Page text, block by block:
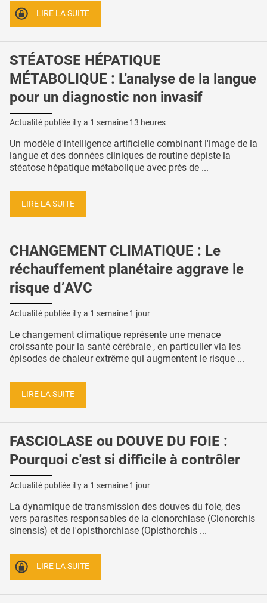
LIRE LA SUITE
STÉATOSE HÉPATIQUE
MÉTABOLIQUE : L'analyse de la langue
pour un diagnostic non invasif
Actualité publiée il y a 1 semaine 13 heures
Un modèle d'intelligence artificielle combinant l'image de la
langue et des données cliniques de routine dépiste la
stéatose hépatique métabolique avec près de ...
LIRE LA SUITE
CHANGEMENT CLIMATIQUE : Le
réchauffement planétaire aggrave le
risque d’AVC
Actualité publiée il y a 1 semaine 1 jour
Le changement climatique représente une menace
croissante pour la santé cérébrale , en particulier via les
épisodes de chaleur extrême qui augmentent le risque ...
LIRE LA SUITE
FASCIOLASE ou DOUVE DU FOIE :
Pourquoi c'est si difficile à contrôler
Actualité publiée il y a 1 semaine 1 jour
La dynamique de transmission des douves du foie, des
vers parasites responsables de la clonorchiase (Clonorchis
sinensis) et de l'opisthorchiase (Opisthorchis ...
LIRE LA SUITE